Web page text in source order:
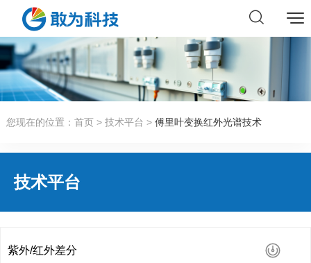
您现在的位置： 首页> 技术平台 > 傅里叶变换红外光谱技术
技术平台
紫外/红外差分